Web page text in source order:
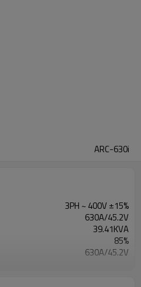
ARC-630i
3PH ~ 400V ±15%
630A/45.2V
39.41KVA
85%
630A/45.2V